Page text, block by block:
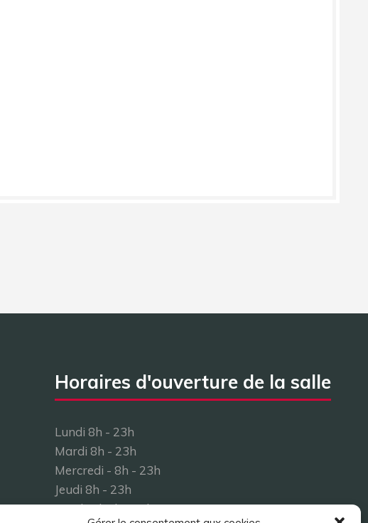
Horaires d'ouverture de la salle
Lundi 8h - 23h
Mardi 8h - 23h
Mercredi - 8h - 23h
Jeudi 8h - 23h
Vendredi 8h - 23h